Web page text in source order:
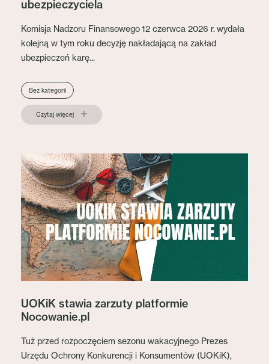
ubezpieczyciela
Komisja Nadzoru Finansowego 12 czerwca 2026 r. wydała
kolejną w tym roku decyzję nakładającą na zakład
ubezpieczeń karę...
Bez kategorii
Czytaj więcej
UOKiK stawia zarzuty platformie
Nocowanie.pl
Tuż przed rozpoczęciem sezonu wakacyjnego Prezes
Urzędu Ochrony Konkurencji i Konsumentów (UOKiK),